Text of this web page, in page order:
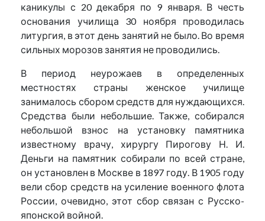
каникулы с 20 декабря по 9 января. В честь
основания училища 30 ноября проводилась
литургия, в этот день занятий не было. Во время
сильных морозов занятия не проводились.
В период неурожаев в определенных
местностях страны женское училище
занималось сбором средств для нуждающихся.
Средства были небольшие. Также, собирался
небольшой взнос на установку памятника
известному врачу, хирургу Пирогову Н. И.
Деньги на памятник собирали по всей стране,
он установлен в Москве в 1897 году. В 1905 году
вели сбор средств на усиление военного флота
России, очевидно, этот сбор связан с Русско-
японской войной.